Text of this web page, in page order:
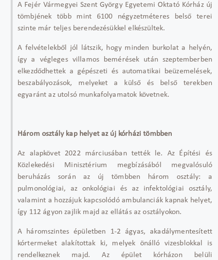
A Fejér Vármegyei Szent György Egyetemi Oktató Kórház új
tömbjének több mint 6100 négyzetméteres belső terei
szinte már teljes berendezésükkel elkészültek.
A felvételekből jól látszik, hogy minden burkolat a helyén,
így a végleges villamos bemérések után szeptemberben
elkezdődhettek a gépészeti és automatikai beüzemelések,
beszabályozások, melyeket a külső és belső terekben
egyaránt az utolsó munkafolyamatok követnek.
Három osztály kap helyet az új kórházi tömbben
Az alapkövet 2022 márciusában tették le. Az Építési és
Közlekedési Minisztérium megbízásából megvalósuló
beruházás során az új tömbben három osztály: a
pulmonológiai, az onkológiai és az infektológiai osztály,
valamint a hozzájuk kapcsolódó ambulanciák kapnak helyet,
így 112 ágyon zajlik majd az ellátás az osztályokon.
A háromszintes épületben 1-2 ágyas, akadálymentesített
kórtermeket alakítottak ki, melyek önálló vizesblokkal is
rendelkeznek majd. Az épület kórházon belüli